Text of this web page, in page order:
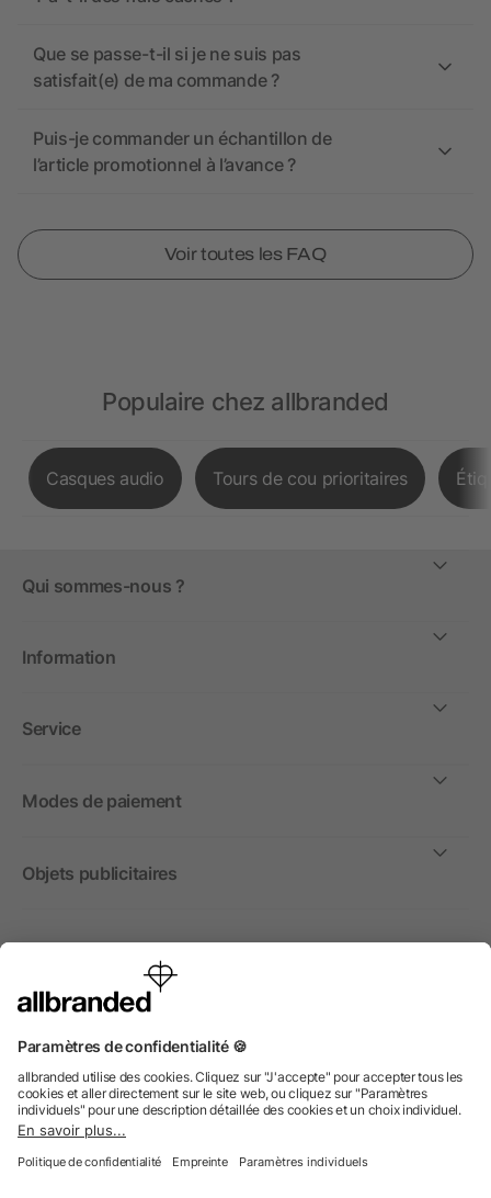
Que se passe-t-il si je ne suis pas
satisfait(e) de ma commande ?
Puis-je commander un échantillon de
l’article promotionnel à l’avance ?
Voir toutes les FAQ
Populaire chez allbranded
Casques audio Tours de cou prioritaires
Qui sommes-nous ?
Information
Service
Modes de paiement
Objets publicitaires
International
Nous commercialisons nos objets publicitaires et articles